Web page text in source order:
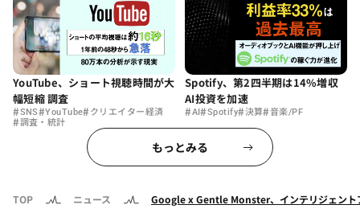
YouTube、ショート視聴時間が大
幅短縮 調査
#SNS#YouTube#クリエイター経済
#調査・統計
Spotify、第2四半期は14%増収
AI投資を加速
#AI#Spotify#決算#音楽/PF
もっとみる
TOP ニュース Google x Gentle Monster、インテリジェント